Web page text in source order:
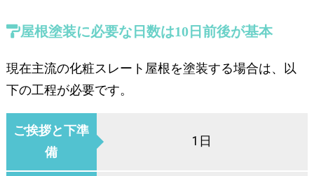
屋根塗装に必要な日数は10日前後が基本
現在主流の化粧スレート屋根を塗装する場合は、以
下の工程が必要です。
ご挨拶と下準
備
1日